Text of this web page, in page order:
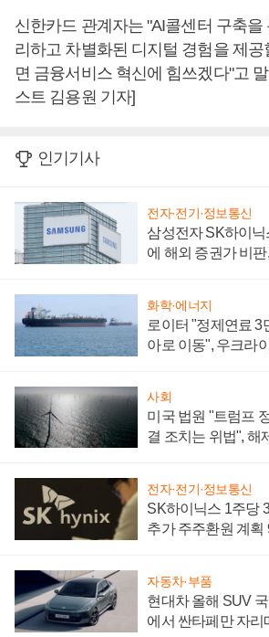
신한카드 관계자는 "AI콜센터 구축을
리하고 차별화된 디지털 경험을 제공
면 금융서비스 혁신에 힘쓰겠다"고
스트 김용원 기자]
인기기사
전자·전기·정보통신
삼성전자 SK하이
에 해외 증권가 비
화학·에너지
로이터 "정제연료 3
아로 이동", 우크라
사회
미국 법원 "트럼프
결 조치는 위법", 해
전자·전기·정보통신
SK하이닉스 1주당
추가 주주환원 계획
자동차·부품
현대차 올해 SUV
에서 싼타페만 자리